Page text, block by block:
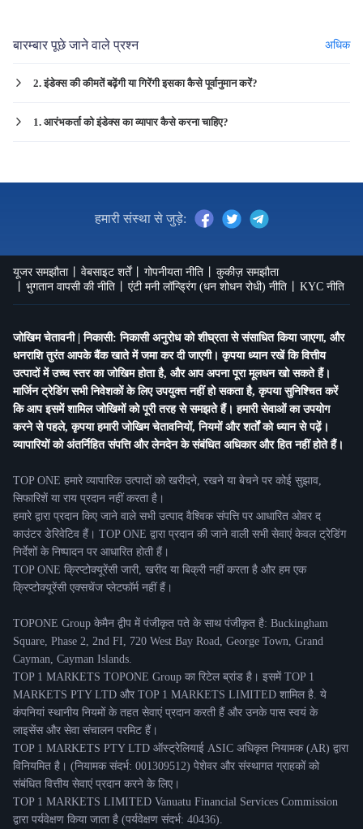
बारम्बार पूछे जाने वाले प्रश्न अधिक
2. इंडेक्स की कीमतें बढ़ेंगी या गिरेंगी इसका कैसे पूर्वानुमान करें?
1. आरंभकर्ता को इंडेक्स का व्यापार कैसे करना चाहिए?
हमारी संस्था से जुड़े:
यूजर समझौता वेबसाइट शर्तें गोपनीयता नीति
कुकीज़ समझौता
भुगतान वापसी की नीति
एंटी मनी लॉन्ड्रिंग (धन शोधन रोधी) नीति KYC नीति
जोखिम चेतावनी | निकासी: निकासी अनुरोध को शीघ्रता से संसाधित किया जाएगा, और
धनराशि तुरंत आपके बैंक खाते में जमा कर दी जाएगी। कृपया ध्यान रखें कि वित्तीय
उत्पादों में उच्च स्तर का जोखिम होता है, और आप अपना पूरा मूलधन खो सकते हैं।
मार्जिन ट्रेडिंग सभी निवेशकों के लिए उपयुक्त नहीं हो सकता है, कृपया सुनिश्चित करें
कि आप इसमें शामिल जोखिमों को पूरी तरह से समझते हैं। हमारी सेवाओं का उपयोग
करने से पहले, कृपया हमारी जोखिम चेतावनियों, नियमों और शर्तों को ध्यान से पढ़ें।
व्यापारियों को अंतर्निहित संपत्ति और लेनदेन के संबंधित अधिकार और हित नहीं होते हैं।
TOP ONE हमारे व्यापारिक उत्पादों को खरीदने, रखने या बेचने पर कोई सुझाव,
सिफारिशें या राय प्रदान नहीं करता है।
हमारे द्वारा प्रदान किए जाने वाले सभी उत्पाद वैश्विक संपत्ति पर आधारित ओवर द
काउंटर डेरिवेटिव हैं। TOP ONE द्वारा प्रदान की जाने वाली सभी सेवाएं केवल ट्रेडिंग
निर्देशों के निष्पादन पर आधारित होती हैं।
TOP ONE क्रिप्टोक्यूरेंसी जारी, खरीद या बिक्री नहीं करता है और हम एक
क्रिप्टोक्यूरेंसी एक्सचेंज प्लेटफॉर्म नहीं हैं।
TOPONE Group केमैन द्वीप में पंजीकृत पते के साथ पंजीकृत है: Buckingham
Square, Phase 2, 2nd FI, 720 West Bay Road, George Town, Grand
Cayman, Cayman Islands.
TOP 1 MARKETS TOPONE Group का रिटेल ब्रांड है। इसमें TOP 1
MARKETS PTY LTD और TOP 1 MARKETS LIMITED शामिल है. ये
कंपनियां स्थानीय नियमों के तहत सेवाएं प्रदान करती हैं और उनके पास स्वयं के
लाइसेंस और सेवा संचालन परमिट हैं।
TOP 1 MARKETS PTY LTD ऑस्ट्रेलियाई ASIC अधिकृत नियामक (AR) द्वारा
विनियमित है। (नियामक संदर्भ: 001309512) पेशेवर और संस्थागत ग्राहकों को
संबंधित वित्तीय सेवाएं प्रदान करने के लिए।
TOP 1 MARKETS LIMITED Vanuatu Financial Services Commission
द्वारा पर्यवेक्षण किया जाता है (पर्यवेक्षण संदर्भ: 40436).